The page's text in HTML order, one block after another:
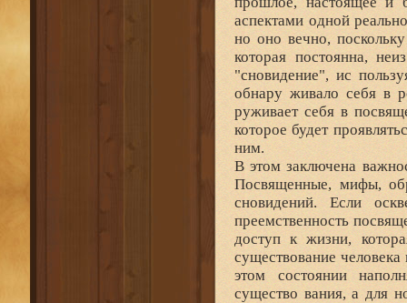
аспектами одной
но оно вечно,
которая постоянна,
"сновидение", ис
обнару живало себя в
руживает себя в
которое будет
ним.
В этом заключена
Посвященные, мифы,
сновидений. Если
преемственность
доступ к жизни,
существование
этом состоянии
существо вания, а для